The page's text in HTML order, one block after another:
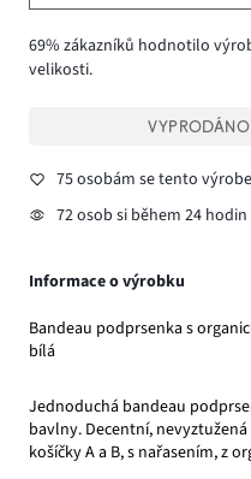
69% zákazníků hodnotilo
velikosti.
VYPRODÁNO
75 osobám se tento
72 osob si během 24
Informace o výrobku
Bandeau podprsenka s
bílá
Jednoduchá bandeau
bavlny. Decentní,
košíčky A a B, s nařasením, z